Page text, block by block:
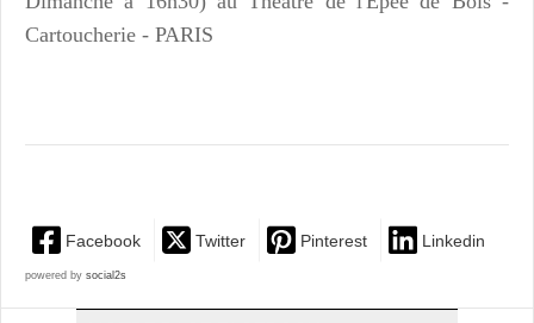
Cartoucherie - PARIS
Facebook Twitter Pinterest Linkedin
powered by social2s